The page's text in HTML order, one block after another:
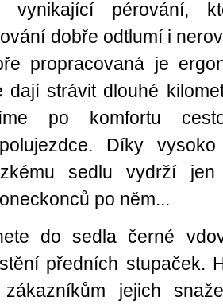
vynikající pérování,
dobře odtlumí i
propracovaná je
dají strávit dlouhé
po komfortu
Díky
sedlu vydrží
po něm...
do sedla černé
předních stupaček.
zákazníkům jejich